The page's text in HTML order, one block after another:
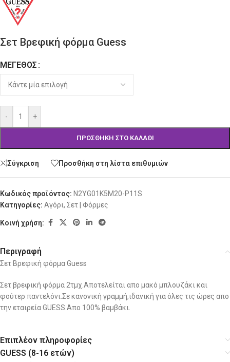
Σετ Βρεφική φόρμα Guess
ΜΈΓΕΘΟΣ
- +
ΠΡΟΣΘΉΚΗ ΣΤΟ ΚΑΛΆΘΙ
Alternative:
Σύγκριση Προσθήκη στη λίστα επιθυμιών
Κωδικός προϊόντος: N2YG01K5M20-P11S
Κατηγορίες: Αγόρι, Σετ | Φόρμες
Κοινή χρήση:
Περιγραφή
Σετ Βρεφική φόρμα Guess
Σετ βρεφική φόρμα 2τμχ.Αποτελείται απο μακό μπλουζάκι και
φούτερ παντελόνι.Σε κανονική γραμμή,ιδανική για όλες τις ώρες απο
την εταιρεία GUESS.Απο 100% βαμβάκι.
Επιπλέον πληροφορίες
GUESS (8-16 ετών)